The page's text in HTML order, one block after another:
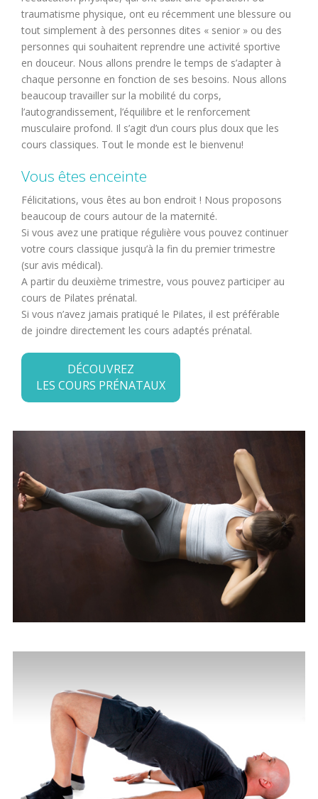
traumatisme physique, ont eu récemment une blessure ou
tout simplement à des personnes dites « senior » ou des
personnes qui souhaitent reprendre une activité sportive
en douceur. Nous allons prendre le temps de s’adapter à
chaque personne en fonction de ses besoins. Nous allons
beaucoup travailler sur la mobilité du corps,
l’autograndissement, l’équilibre et le renforcement
musculaire profond. Il s’agit d’un cours plus doux que les
cours classiques. Tout le monde est le bienvenu!
Vous êtes enceinte
Félicitations, vous êtes au bon endroit ! Nous proposons
beaucoup de cours autour de la maternité.
Si vous avez une pratique régulière vous pouvez continuer
votre cours classique jusqu’à la fin du premier trimestre
(sur avis médical).
A partir du deuxième trimestre, vous pouvez participer au
cours de Pilates prénatal.
Si vous n’avez jamais pratiqué le Pilates, il est préférable
de joindre directement les cours adaptés prénatal.
DÉCOUVREZ
LES COURS PRÉNATAUX